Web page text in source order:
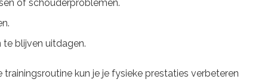
of schouderproblemen.
te blijven uitdagen.
kun je je fysieke prestaties verbeteren